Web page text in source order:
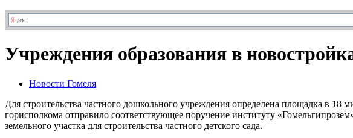
Учреждения образования в
Новости Гомеля
Для строительства частного дошкольного учреждения определена площадка в 18
горисполкома отправило соответствующее поручение институту
земельного участка для строительства частного детского сада.